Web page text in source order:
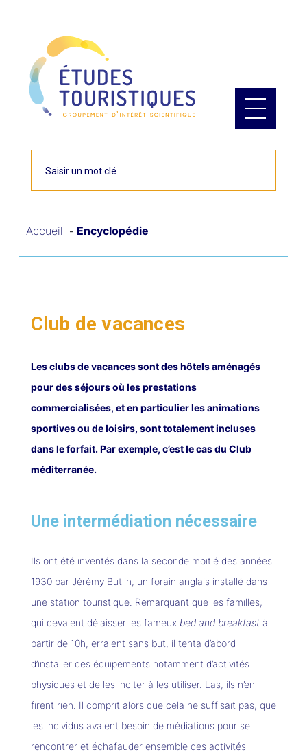
Accueil Encyclopédie
Club de vacances
Les clubs de vacances sont des hôtels aménagés
pour des séjours où les prestations
commercialisées, et en particulier les animations
sportives ou de loisirs, sont totalement incluses
dans le forfait. Par exemple, c’est le cas du Club
méditerranée.
Une intermédiation nécessaire
Ils ont été inventés dans la seconde moitié des années
1930 par Jérémy Butlin, un forain anglais installé dans
une station touristique. Remarquant que les familles,
qui devaient délaisser les fameux bed and breakfastà
partir de 10h, erraient sans but, il tenta d’abord
d’installer des équipements notamment d’activités
physiques et de les inciter à les utiliser. Las, ils n’en
firent rien. Il comprit alors que cela ne suffisait pas, que
les individus avaient besoin de médiations pour se
rencontrer et échafauder ensemble des activités